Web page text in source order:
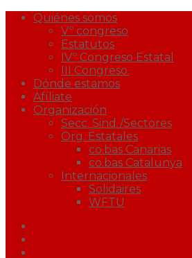
Quiénes somos
Vº congreso
Estatutos
IVº Congreso Estatal
III Congreso.
Dónde estamos
Afíliate
Organización
Secc. Sind./Sectores
Org. Estatales
co.bas Canarias
co.bas Catalunya
Internacionales
Solidaires
WFTU